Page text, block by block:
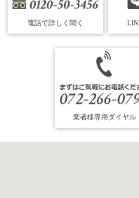
電話で詳しく聞く
業者様専用ダイヤル